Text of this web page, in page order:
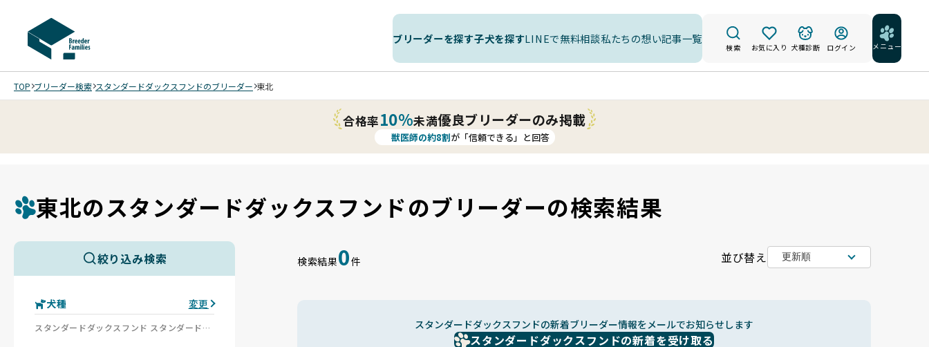
ブリーダーを探す子犬を探すLINEで無料相談私たちの想い記事一覧
検索 お気に入り 犬種診断 ログイン メニュー
TOP ブリーダー検索 スタンダードダックスフンドのブリーダー 東北
合格率10%未満優良ブリーダーのみ掲載
獣医師の約8割が「信頼できる」と回答
東北のスタンダードダックスフンドのブリーダーの検索結果
絞り込み検索
犬種 変更
スタンダードダックスフンド スタンダードダックスフンド(ロング) スタンダードダックスフンド(スムース) スタンダードダックスフンド(ワイアー)
検索結果0件 並び替え
スタンダードダックスフンドの新着ブリーダー情報をメールでお知らせします
スタンダードダックスフンドの新着を受け取る